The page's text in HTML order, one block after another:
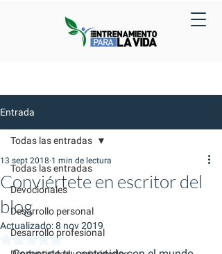
Entrada
Todas las entradas
Devocionales
Desarrollo personal
Desarrollo profesional
Todas las entradas
Conviértete en escritor del
blog
13 sept 2018 1 min de lectura
Actualizado:8 nov 2019
Obtuvo NaN de 5 estrellas.